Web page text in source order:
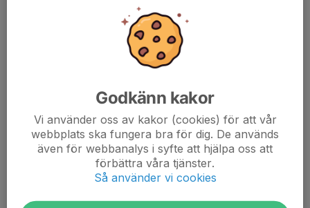
annas_mlohke@hotmail.com
bjornfot_@hotmail.com
Suvi Leskinen
Tränare
070-610 25 85
suvileskinen@hotmail.com
Godkänn kakor
Vi använder oss av kakor (cookies) för att vår
webbplats ska fungera bra för dig. De används
även för webbanalys i syfte att hjälpa oss att
förbättra våra tjänster.
Så använder vi cookies